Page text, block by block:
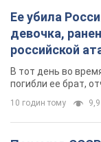
Ее убила
девочка,
российской
область. Фото
В тот день во
погибли ее брат,
10 годин тому 9,9